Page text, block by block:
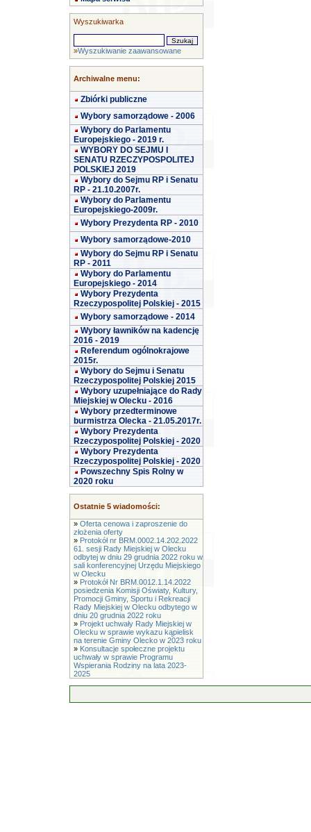
Wyszukiwarka
»Wyszukiwanie zaawansowane
Archiwalne menu:
Zbiórki publiczne
Wybory samorządowe - 2006
Wybory do Parlamentu
Europejskiego - 2019 r.
WYBORY DO SEJMU I
SENATU RZECZYPOSPOLITEJ
POLSKIEJ 2019
Wybory do Sejmu RP i Senatu
RP - 21.10.2007r.
Wybory do Parlamentu
Europejskiego-2009r.
Wybory Prezydenta RP - 2010
Wybory samorządowe-2010
Wybory do Sejmu RP i Senatu
RP - 2011
Wybory do Parlamentu
Europejskiego - 2014
Wybory Prezydenta
Rzeczypospolitej Polskiej - 2015
Wybory samorządowe - 2014
Wybory ławników na kadencję
2016 - 2019
Referendum ogólnokrajowe
2015r.
Wybory do Sejmu i Senatu
Rzeczypospolitej Polskiej 2015
Wybory uzupełniające do Rady
Miejskiej w Olecku - 2016
Wybory przedterminowe
burmistrza Olecka - 21.05.2017r.
Wybory Prezydenta
Rzeczypospolitej Polskiej - 2020
Wybory Prezydenta
Rzeczypospolitej Polskiej - 2020
Powszechny Spis Rolny w
2020 roku
Ostatnie 5 wiadomości:
» Oferta cenowa i zaproszenie do
złożenia oferty
» Protokół nr BRM.0002.14.202.2022
61. sesji Rady Miejskiej w Olecku
odbytej w dniu 29 grudnia 2022 roku w
sali konferencyjnej Urzędu Miejskiego
w Olecku
» Protokół Nr BRM.0012.1.14.2022
posiedzenia Komisji Oświaty, Kultury,
Promocji Gminy, Sportu i Rekreacji
Rady Miejskiej w Olecku odbytego w
dniu 20 grudnia 2022 roku
» Projekt uchwały Rady Miejskiej w
Olecku w sprawie wykazu kąpielisk
na terenie Gminy Olecko w 2023 roku
» Konsultacje społeczne projektu
uchwały w sprawie Programu
Wspierania Rodziny na lata 2023-
2025